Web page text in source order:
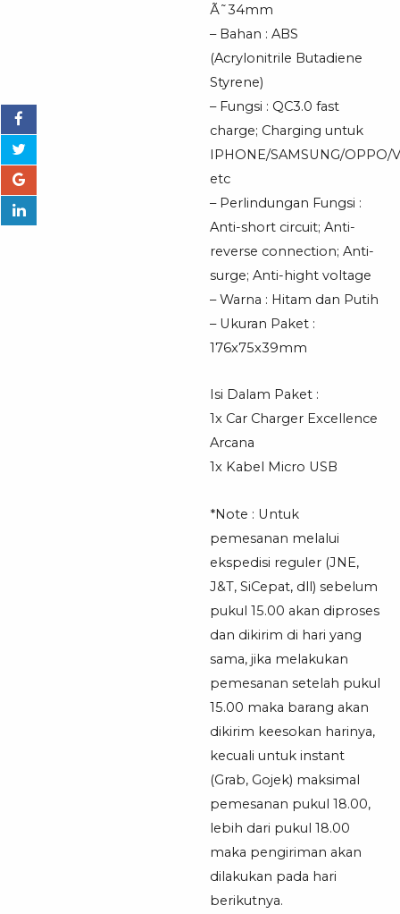
Ã˜34mm
– Bahan : ABS
(Acrylonitrile Butadiene
Styrene)
– Fungsi : QC3.0 fast
charge; Charging untuk
IPHONE/SAMSUNG/OPPO/
etc
– Perlindungan Fungsi :
Anti-short circuit; Anti-
reverse connection; Anti-
surge; Anti-hight voltage
– Warna : Hitam dan Putih
– Ukuran Paket :
176x75x39mm
Isi Dalam Paket :
1x Car Charger Excellence
Arcana
1x Kabel Micro USB
*Note : Untuk
pemesanan melalui
ekspedisi reguler (JNE,
J&T, SiCepat, dll) sebelum
pukul 15.00 akan diproses
dan dikirim di hari yang
sama, jika melakukan
pemesanan setelah pukul
15.00 maka barang akan
dikirim keesokan harinya,
kecuali untuk instant
(Grab, Gojek) maksimal
pemesanan pukul 18.00,
lebih dari pukul 18.00
maka pengiriman akan
dilakukan pada hari
berikutnya.